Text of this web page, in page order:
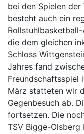
bei den Spielen
besteht auch ein
die dem gleichen
Schloss
Jahres fand
Freundschaftsspiel
März statteten wir
Gegenbesuch ab.
fortsetzen. Die
TSV Bigge-Olsberg